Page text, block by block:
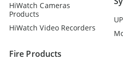
HiWatch Cameras
Products
HiWatch Video Recorders
Fire Products